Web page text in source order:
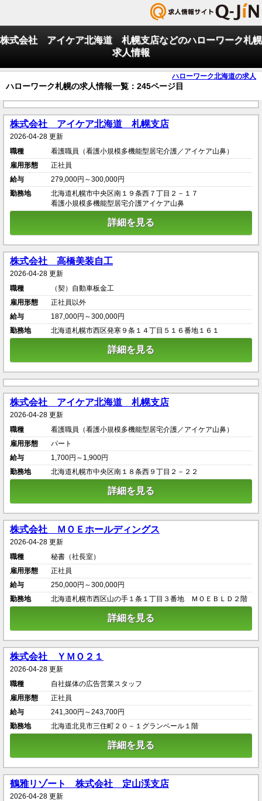
株式会社 アイケア北海道 札幌支店などのハローワーク札幌
求人情報
ハローワーク北海道の求人
ハローワーク札幌の求人情報一覧：245ページ目
株式会社 アイケア北海道 札幌支店
2026-04-28 更新
職種
看護職員（看護小規模多機能型居宅介護／アイケア山鼻）
雇用形態
正社員
給与
279,000円～300,000円
勤務地
北海道札幌市中央区南１９条西７丁目２－１７
看護小規模多機能型居宅介護アイケア山鼻
詳細を見る
株式会社 高橋美装自工
2026-04-28 更新
職種
（契）自動車板金工
雇用形態
正社員以外
給与
187,000円～300,000円
勤務地
北海道札幌市西区発寒９条１４丁目５１６番地１６１
詳細を見る
株式会社 アイケア北海道 札幌支店
2026-04-28 更新
職種
看護職員（看護小規模多機能型居宅介護／アイケア山鼻）
雇用形態
パート
給与
1,700円～1,900円
勤務地
北海道札幌市中央区南１８条西９丁目２－２２
詳細を見る
株式会社 ＭＯＥホールディングス
2026-04-28 更新
職種
秘書（社長室）
雇用形態
正社員
給与
250,000円～300,000円
勤務地
北海道札幌市西区山の手１条１丁目３番地 ＭＯＥＢＬＤ２階
詳細を見る
株式会社 ＹＭＯ２１
2026-04-28 更新
職種
自社媒体の広告営業スタッフ
雇用形態
正社員
給与
241,300円～243,700円
勤務地
北海道北見市三住町２０－１グランベール１階
詳細を見る
鶴雅リゾート 株式会社 定山渓支店
2026-04-28 更新